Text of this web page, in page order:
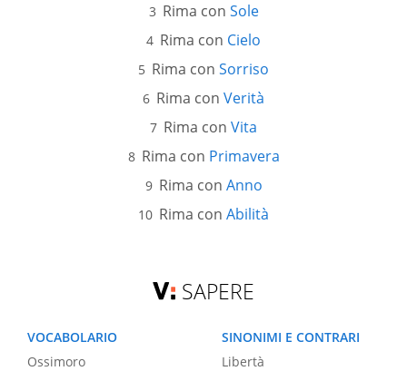
Rima con Sole
Rima con Cielo
Rima con Sorriso
Rima con Verità
Rima con Vita
Rima con Primavera
Rima con Anno
Rima con Abilità
SAPERE
VOCABOLARIO
Ossimoro
SINONIMI E CONTRARI
Libertà